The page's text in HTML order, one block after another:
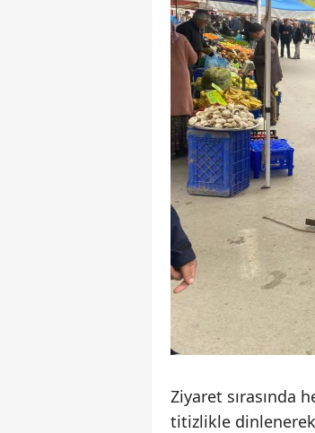
Ziyaret sırasında
titizlikle dinlenerek